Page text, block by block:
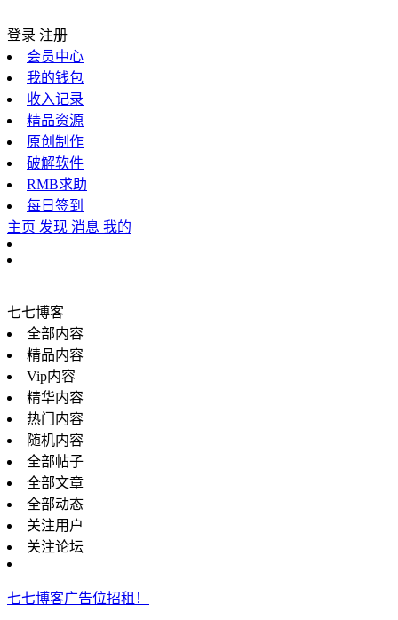
登录 注册
会员中心
我的钱包
收入记录
精品资源
原创制作
破解软件
RMB求助
每日签到
主页 发现 消息 我的
七七博客
全部内容
精品内容
Vip内容
精华内容
热门内容
随机内容
全部帖子
全部文章
全部动态
关注用户
关注论坛
七七博客广告位招租！